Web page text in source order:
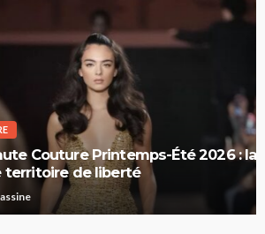
Printemps-Été 2026 : la
de liberté